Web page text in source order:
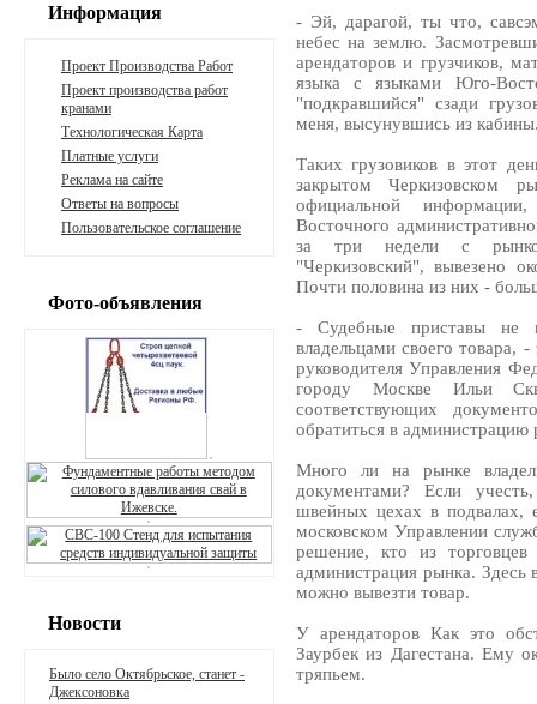
- Эй, дарагой, ты что,
небес на землю.
арендаторов и грузчиков,
языка с языками Юго-
"подкравшийся" сзади
меня, высунувшись из
Таких грузовиков в этот
закрытом Черкизовском
официальной
Восточного
за три недели с
"Черкизовский", вывезено
Почти половина из них -
- Судебные приставы не
владельцами своего товара,
руководителя Управления
городу Москве Ильи
соответствующих
обратиться в администрацию
Много ли на рынке
документами? Если
швейных цехах в подвалах,
московском Управлении
решение, кто из
администрация рынка.
можно вывезти товар.
У арендаторов Как это
Заурбек из Дагестана. Ему
тряпьем.
Информация
Проект Производства Работ
Проект производства работ
кранами
Технологическая Карта
Платные услуги
Реклама на сайте
Ответы на вопросы
Пользовательское соглашение
Фото-объявления
Новости
Было село Октябрьское, станет -
Джексоновка